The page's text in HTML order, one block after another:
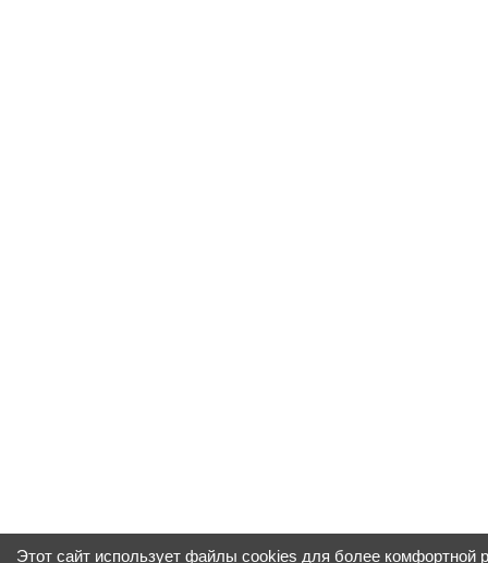
Этот сайт использует файлы cookies для более комфортной